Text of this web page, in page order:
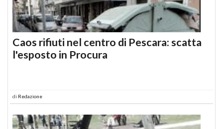
Caos rifiuti nel centro di Pescara: scatta
l'esposto in Procura
di Redazione